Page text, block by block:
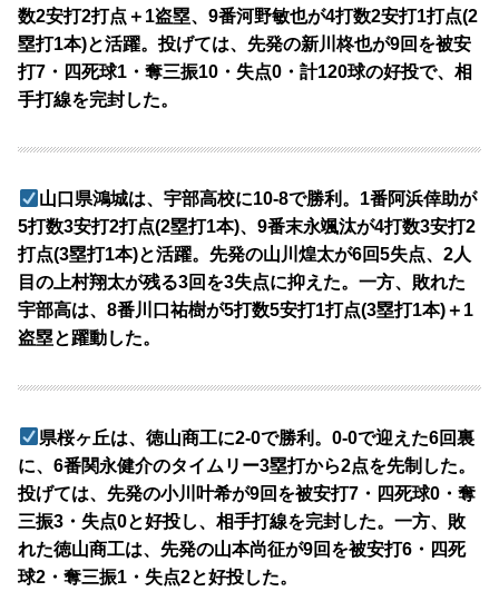
数2安打2打点＋1盗塁、9番河野敏也が4打数2安打1打点(2
塁打1本)と活躍。投げては、先発の新川柊也が9回を被安
打7・四死球1・奪三振10・失点0・計120球の好投で、相
手打線を完封した。
山口県鴻城は、宇部高校に10-8で勝利。1番阿浜倖助が
5打数3安打2打点(2塁打1本)、9番末永颯汰が4打数3安打2
打点(3塁打1本)と活躍。先発の山川煌太が6回5失点、2人
目の上村翔太が残る3回を3失点に抑えた。一方、敗れた
宇部高は、8番川口祐樹が5打数5安打1打点(3塁打1本)＋1
盗塁と躍動した。
県桜ヶ丘は、徳山商工に2-0で勝利。0-0で迎えた6回裏
に、6番関永健介のタイムリー3塁打から2点を先制した。
投げては、先発の小川叶希が9回を被安打7・四死球0・奪
三振3・失点0と好投し、相手打線を完封した。一方、敗
れた徳山商工は、先発の山本尚征が9回を被安打6・四死
球2・奪三振1・失点2と好投した。